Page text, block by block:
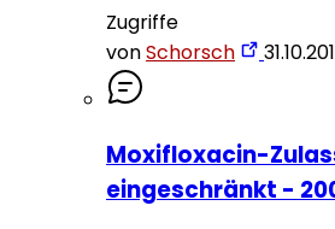
Zugriffe
vonSchorsch
Moxifloxacin-
eingeschränkt -